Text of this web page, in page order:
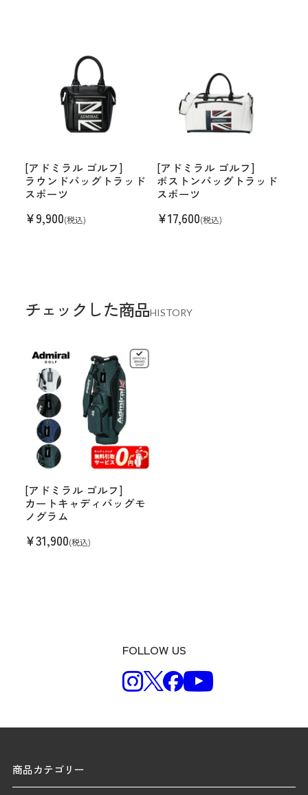
[アドミラル ゴルフ]
ラウンドバッグトラッド
スポーツ
¥9,900(税込)
[アドミラル ゴルフ]
ボストンバッグトラッド
スポーツ
¥17,600(税込)
チェックした商品HISTORY
[アドミラル ゴルフ]
カートキャディバッグモ
ノグラム
¥31,900(税込)
FOLLOW US
商品カテゴリー